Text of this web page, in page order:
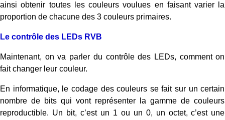
ainsi obtenir toutes les couleurs voulues en faisant varier la
proportion de chacune des 3 couleurs primaires.
Le contrôle des LEDs RVB
Maintenant, on va parler du contrôle des LEDs, comment on
fait changer leur couleur.
En informatique, le codage des couleurs se fait sur un certain
nombre de bits qui vont représenter la gamme de couleurs
reproductible. Un bit, c’est un 1 ou un 0, un octet, c’est une